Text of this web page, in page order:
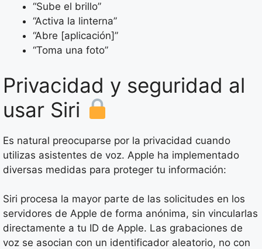
“Sube el brillo”
“Activa la linterna”
“Abre [aplicación]”
“Toma una foto”
Privacidad y seguridad al
usar Siri
Es natural preocuparse por la privacidad cuando
utilizas asistentes de voz. Apple ha implementado
diversas medidas para proteger tu información:
Siri procesa la mayor parte de las solicitudes en los
servidores de Apple de forma anónima, sin vincularlas
directamente a tu ID de Apple. Las grabaciones de
voz se asocian con un identificador aleatorio, no con